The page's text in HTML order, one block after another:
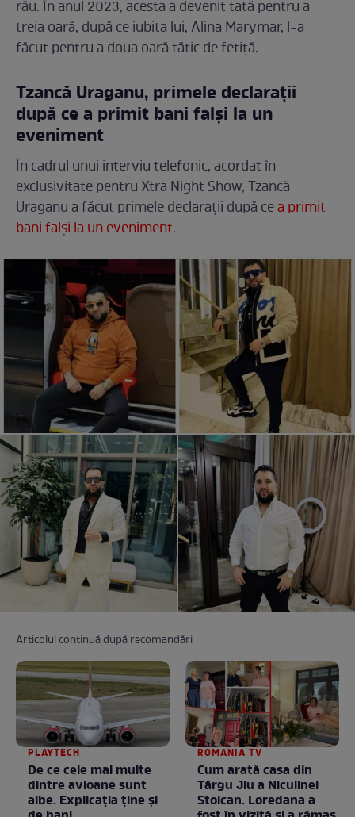
rău. În anul 2023, acesta a devenit tată pentru a
treia oară, după ce iubita lui, Alina Marymar, l-a
făcut pentru a doua oară tătic de fetiță.
Tzancă Uraganu, primele declarații
după ce a primit bani falși la un
eveniment
În cadrul unui interviu telefonic, acordat în
exclusivitate pentru Xtra Night Show, Tzancă
Uraganu a făcut primele declarații după cea primit
bani falși la un eveniment.
Articolul continuă după recomandări
PLAYTECH
De ce cele mai multe
dintre avioane sunt
albe. Explicația ține și
ROMANIA TV
Cum arată casa din
Târgu Jiu a Niculinei
Stoican. Loredana a